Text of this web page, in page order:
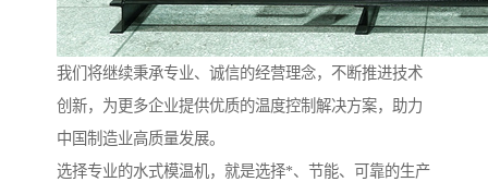
我们将继续秉承专业、诚信的经营理念，不断推进技术
创新，为更多企业提供优质的温度控制解决方案，助力
中国制造业高质量发展。
选择专业的水式模温机，就是选择*、节能、可靠的生产